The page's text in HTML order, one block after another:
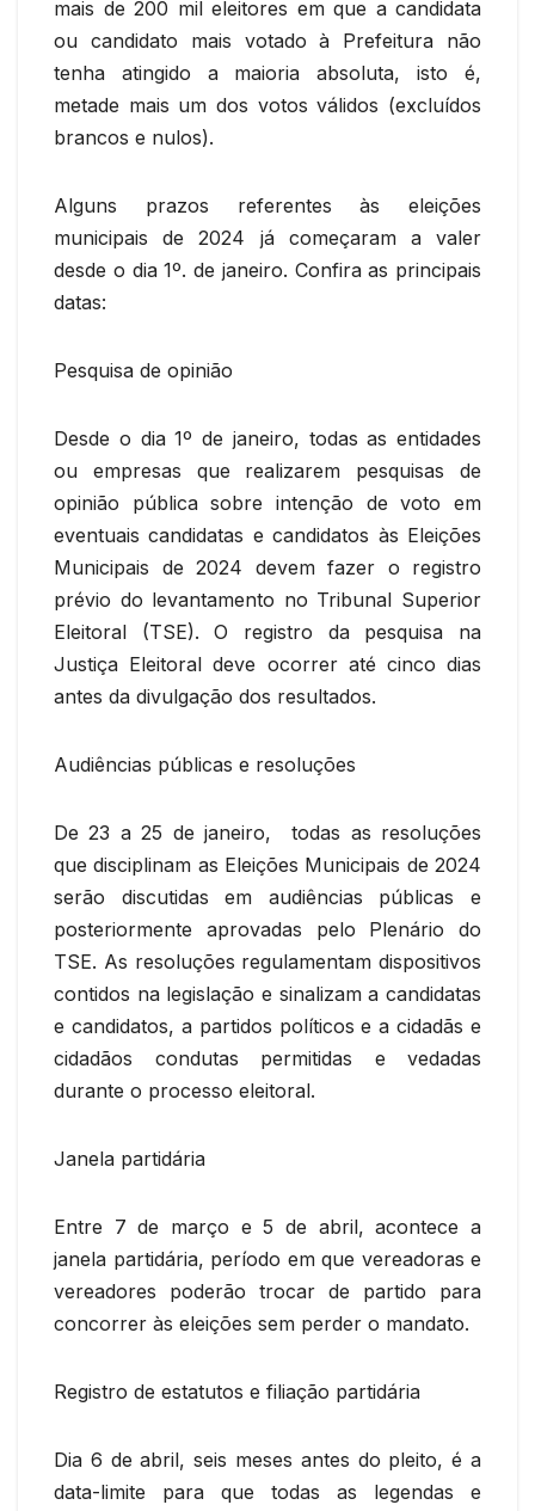
mais de 200 mil eleitores em que a candidata
ou candidato mais votado à Prefeitura não
tenha atingido a maioria absoluta, isto é,
metade mais um dos votos válidos (excluídos
brancos e nulos).
Alguns prazos referentes às eleições
municipais de 2024 já começaram a valer
desde o dia 1º. de janeiro. Confira as principais
datas:
Pesquisa de opinião
Desde o dia 1º de janeiro, todas as entidades
ou empresas que realizarem pesquisas de
opinião pública sobre intenção de voto em
eventuais candidatas e candidatos às Eleições
Municipais de 2024 devem fazer o registro
prévio do levantamento no Tribunal Superior
Eleitoral (TSE). O registro da pesquisa na
Justiça Eleitoral deve ocorrer até cinco dias
antes da divulgação dos resultados.
Audiências públicas e resoluções
De 23 a 25 de janeiro, todas as resoluções
que disciplinam as Eleições Municipais de 2024
serão discutidas em audiências públicas e
posteriormente aprovadas pelo Plenário do
TSE. As resoluções regulamentam dispositivos
contidos na legislação e sinalizam a candidatas
e candidatos, a partidos políticos e a cidadãs e
cidadãos condutas permitidas e vedadas
durante o processo eleitoral.
Janela partidária
Entre 7 de março e 5 de abril, acontece a
janela partidária, período em que vereadoras e
vereadores poderão trocar de partido para
concorrer às eleições sem perder o mandato.
Registro de estatutos e filiação partidária
Dia 6 de abril, seis meses antes do pleito, é a
data-limite para que todas as legendas e